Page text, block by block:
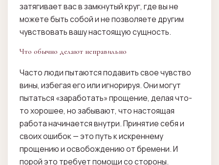
затягивает вас в замкнутый круг, где вы не
можете быть собой и не позволяете другим
чувствовать вашу настоящую сущность.
Что обычно делают неправильно
Часто люди пытаются подавить свое чувство
вины, избегая его или игнорируя. Они могут
пытаться «заработать» прощение, делая что-
то хорошее, но забывают, что настоящая
работа начинается внутри. Принятие себя и
своих ошибок — это путь к искреннему
прощению и освобождению от бремени. И
порой это требует помощи со стороны.